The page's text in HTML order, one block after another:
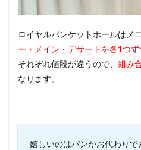
ロイヤルバンケットホールはメ
ー・メイン・デザートを各1つず
それぞれ値段が違うので、 組み
なります。
嬉しいのはパンがお代わり